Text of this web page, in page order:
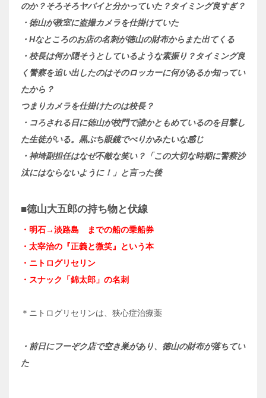
のか？そろそろヤバイと分かっていた？タイミング良すぎ？
・徳山が教室に盗撮カメラを仕掛けていた
・Hなところのお店の名刺が徳山の財布からまた出てくる
・校長は何か隠そうとしているような素振り？タイミング良
く警察を追い出したのはそのロッカーに何があるか知ってい
たから？
つまりカメラを仕掛けたのは校長？
・コろされる日に徳山が校門で誰かともめているのを目撃し
た生徒がいる。黒ぶち眼鏡でべりかみたいな感じ
・神埼副担任はなぜ不敵な笑い？「この大切な時期に警察沙
汰にはならないように！」と言った後
■徳山大五郎の持ち物と伏線
・明石→淡路島 までの船の乗船券
・太宰治の『正義と微笑』という本
・ニトログリセリン
・スナック「錦太郎」の名刺
＊ニトログリセリンは、狭心症治療薬
・前日にフーぞク店で空き巣があり、徳山の財布が落ちてい
た